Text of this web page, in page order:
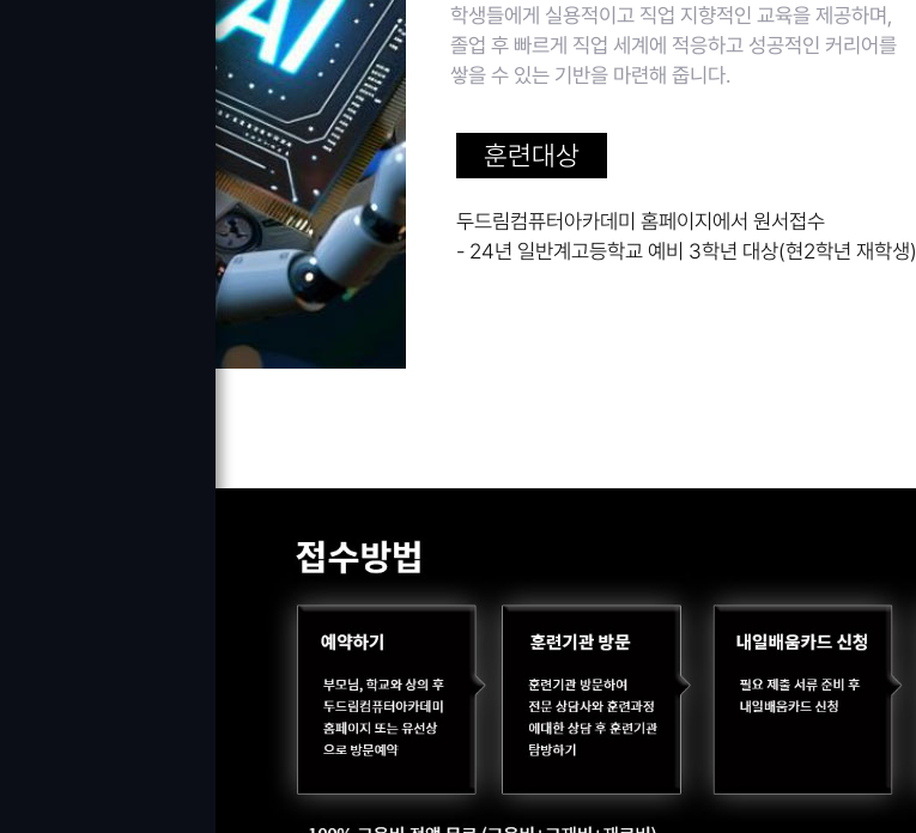
학생들에게 실용적이고 직업 지향적인 교육을 제공하며,
졸업 후 빠르게 직업 세계에 적응하고 성공적인 커리어를
쌓을 수 있는 기반을 마련해 줍니다.
훈련대상
두드림컴퓨터아카데미 홈페이지에서 원서접수
- 24년 일반계고등학교 예비 3학년 대상(현2학년 재학생)